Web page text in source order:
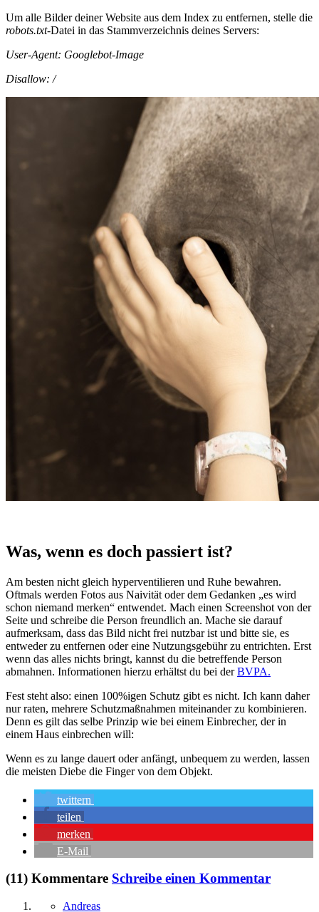
Um alle Bilder deiner Website aus dem Index zu entfernen, stelle die
robots.txt-Datei in das Stammverzeichnis deines Servers:
User-Agent: Googlebot-Image
Disallow: /
Was, wenn es doch passiert ist?
Am besten nicht gleich hyperventilieren und Ruhe bewahren.
Oftmals werden Fotos aus Naivität oder dem Gedanken „es wird
schon niemand merken“ entwendet. Mach einen Screenshot von der
Seite und schreibe die Person freundlich an. Mache sie darauf
aufmerksam, dass das Bild nicht frei nutzbar ist und bitte sie, es
entweder zu entfernen oder eine Nutzungsgebühr zu entrichten. Erst
wenn das alles nichts bringt, kannst du die betreffende Person
abmahnen. Informationen hierzu erhältst du bei derBVPA.
Fest steht also: einen 100%igen Schutz gibt es nicht. Ich kann daher
nur raten, mehrere Schutzmaßnahmen miteinander zu kombinieren.
Denn es gilt das selbe Prinzip wie bei einem Einbrecher, der in
einem Haus einbrechen will:
Wenn es zu lange dauert oder anfängt, unbequem zu werden, lassen
die meisten Diebe die Finger von dem Objekt.
twittern
teilen
merken
E-Mail
(11) Kommentare Schreibe einen Kommentar
Andreas